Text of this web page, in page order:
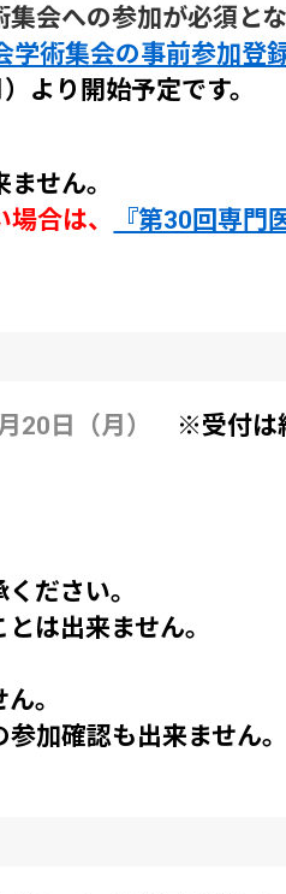
会への参加が必須とな
学術集会の事前参加登
より開始予定です。
せん。
合は、 『第30回専門
20日（月） ※受付は
ださい。
は出来ません。
。
加確認も出来ません。